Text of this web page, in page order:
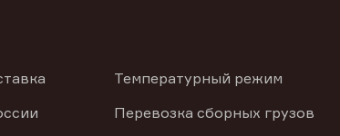
Температурный режим
Перевозка сборных грузов